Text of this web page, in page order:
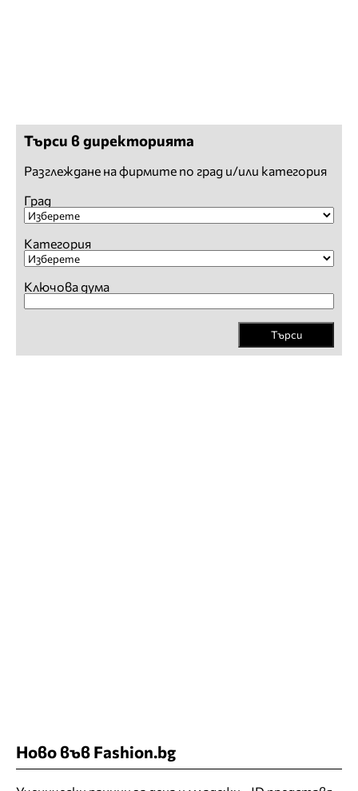
Търси в директорията
Разглеждане на фирмите по град и/или категория
Град
Категория
Ключова дума
Търси
Ново във Fashion.bg